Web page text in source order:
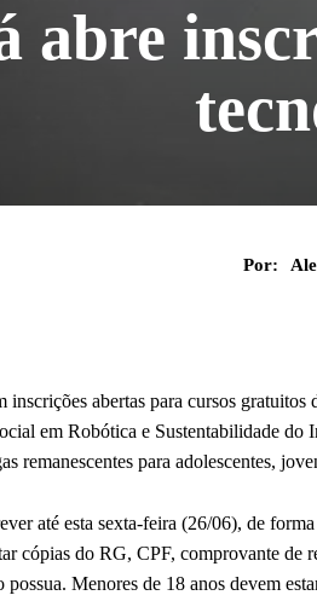
abre
Por:
inscrições abertas para cursos
em Robótica e Sustentabilidade
remanescentes para adolescentes,
até esta sexta-feira (26/06), de
cópias do RG, CPF, comprovante de
Menores de 18 anos devem